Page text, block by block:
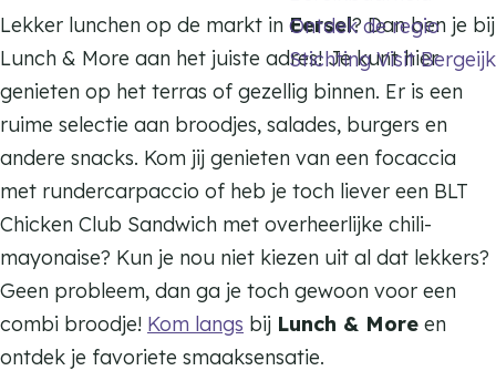
Ontdek de regio
Stichting Visit Bergeijk
h
&
o
e
c
h
&
M
o
r
e
c
h
&
M
o
r
e
b
o
o
k
L
u
n
c
h
&
M
a
g
r
a
m
L
u
n
c
h
&
Lekker lunchen op de markt in Eersel?Dan ben je bij
Lunch & More aan het juiste adres! Je kunt hier
genieten op het terras of gezellig binnen. Er is een
ruime selectie aan broodjes, salades, burgers en
andere snacks. Kom jij genieten van een focaccia
met rundercarpaccio of heb je toch liever een BLT
Chicken Club Sandwich met overheerlijke chili-
mayonaise? Kun je nou niet kiezen uit al dat lekkers?
Geen probleem, dan ga je toch gewoon voor een
combi broodje! Kom langs bij Lunch & More en
ontdek je favoriete smaaksensatie.